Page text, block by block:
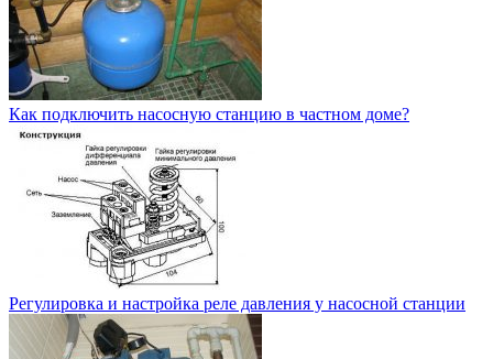
Как подключить насосную станцию в частном доме?
Регулировка и настройка реле давления у насосной станции